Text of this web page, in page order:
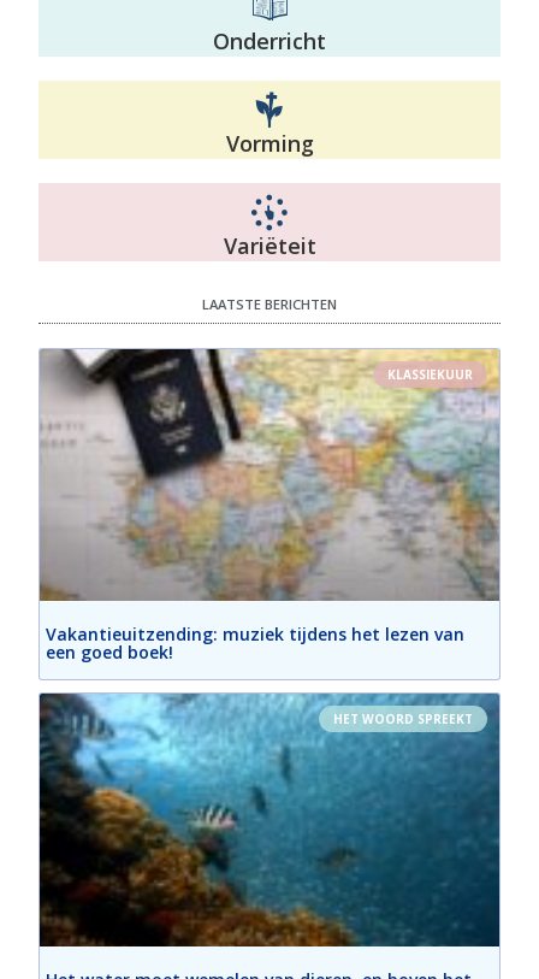
Onderricht
Vorming
Variëteit
LAATSTE BERICHTEN
KLASSIEKUUR
Vakantieuitzending: muziek tijdens het lezen van
een goed boek!
HET WOORD SPREEKT